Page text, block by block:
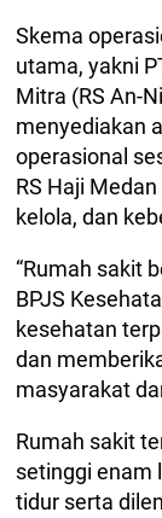
Skema
utama, yakni
Mitra (RS An-
menyediakan
operasional
RS Haji
kelola, dan
“Rumah sakit
BPJS
kesehatan
dan
masyarakat
Rumah sakit
setinggi enam
tidur serta